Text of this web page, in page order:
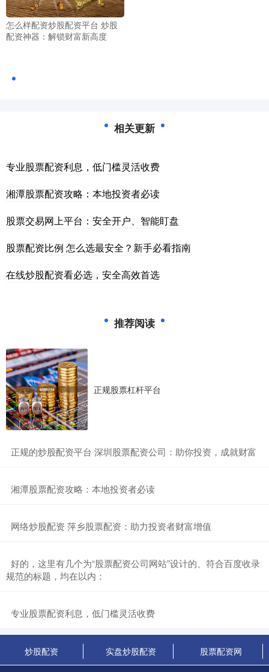
怎么样配资炒股配资平台 炒股
配资神器：解锁财富新高度
相关更新
专业股票配资利息，低门槛灵活收费
湘潭股票配资攻略：本地投资者必读
股票交易网上平台：安全开户、智能盯盘
股票配资比例 怎么选最安全？新手必看指南
在线炒股配资看必选，安全高效首选
推荐阅读
正规股票杠杆平台
​正规的炒股配资平台 深圳股票配资公司：助你投资，成就财富
​湘潭股票配资攻略：本地投资者必读
​网络炒股配资 萍乡股票配资：助力投资者财富增值
​好的，这里有几个为“股票配资公司网站”设计的、符合百度收录
规范的标题，均在以内：
​专业股票配资利息，低门槛灵活收费
炒股配资 实盘炒股配资 股票配资网